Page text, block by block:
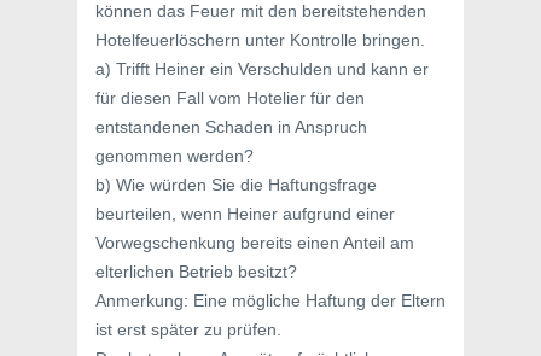
können das Feuer mit den bereitstehenden
Hotelfeuerlöschern unter Kontrolle bringen.
a) Trifft Heiner ein Verschulden und kann er
für diesen Fall vom Hotelier für den
entstandenen Schaden in Anspruch
genommen werden?
b) Wie würden Sie die Haftungsfrage
beurteilen, wenn Heiner aufgrund einer
Vorwegschenkung bereits einen Anteil am
elterlichen Betrieb besitzt?
Anmerkung: Eine mögliche Haftung der Eltern
ist erst später zu prüfen.